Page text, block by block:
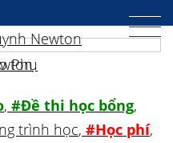
, #Đề thi học bổng,
trình học, #Học phí,